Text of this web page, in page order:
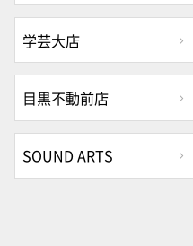
学芸大店
目黒不動前店
SOUND ARTS